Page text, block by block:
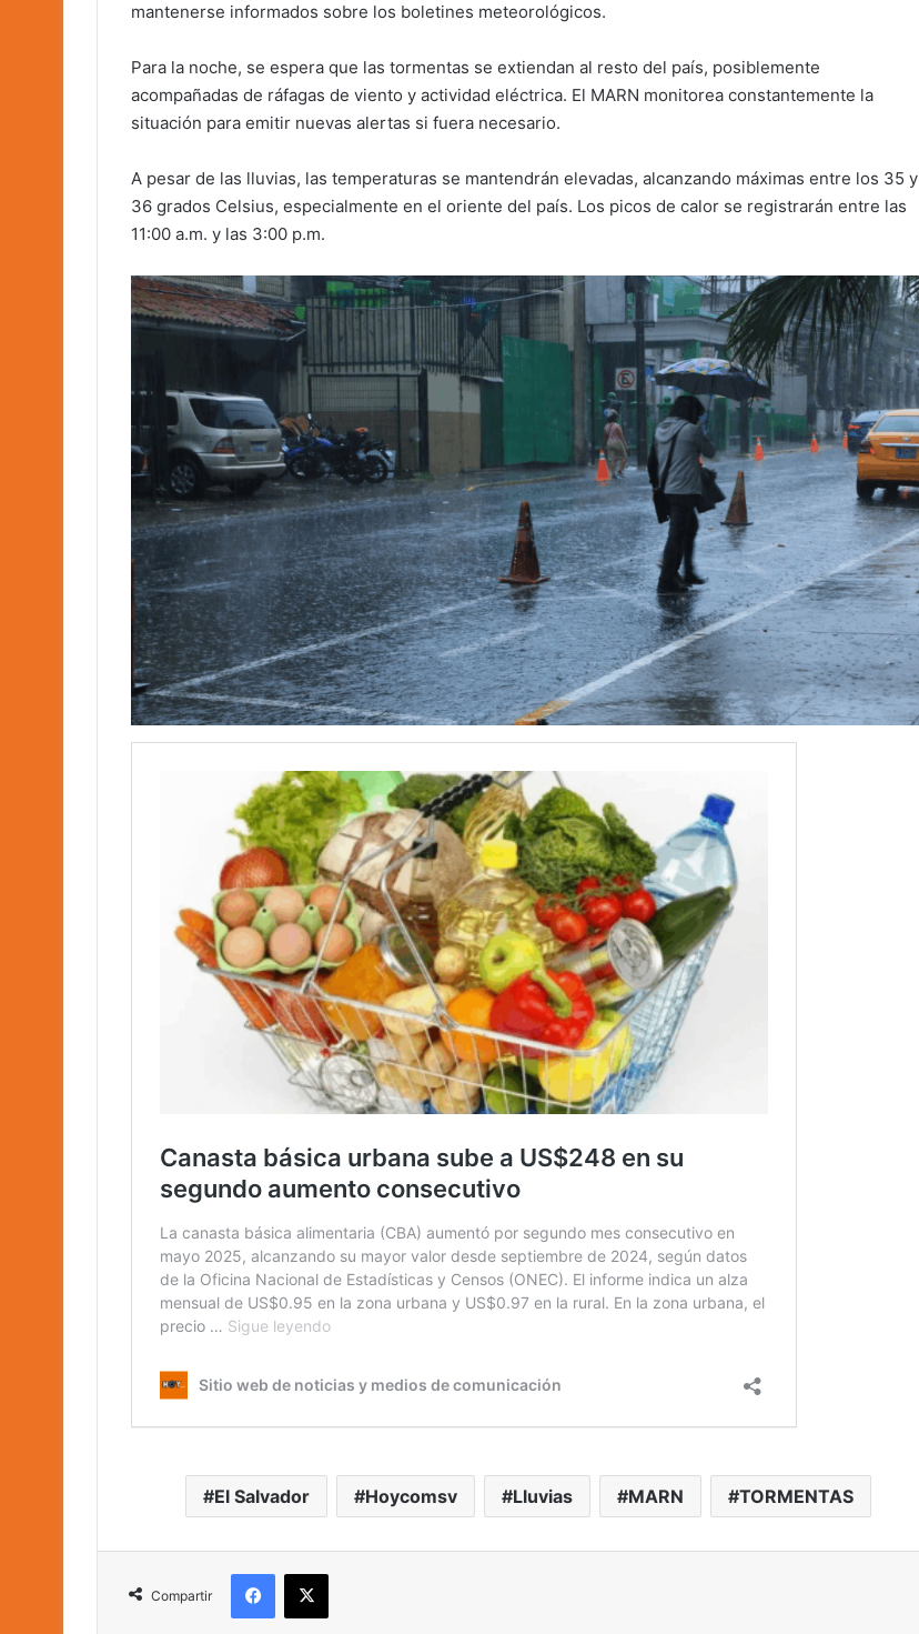
mantenerse informados sobre los boletines meteorológicos.
Para la noche, se espera que las tormentas se extiendan al resto del país, posiblemente
acompañadas de ráfagas de viento y actividad eléctrica. El MARN monitorea constantemente la
situación para emitir nuevas alertas si fuera necesario.
A pesar de las lluvias, las temperaturas se mantendrán elevadas, alcanzando máximas entre los 35 y
36 grados Celsius, especialmente en el oriente del país. Los picos de calor se registrarán entre las
11:00 a.m. y las 3:00 p.m.
El Salvador Hoycomsv Lluvias MARN TORMENTAS
Compartir
Facebook
X